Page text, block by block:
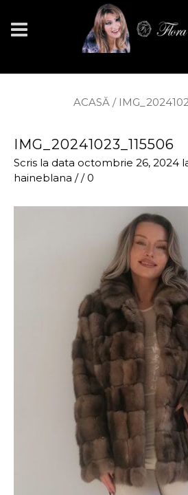
ACASĂ /
IMG_20241023_115506
Scris la data octombrie 26, 2024
haineblana //0